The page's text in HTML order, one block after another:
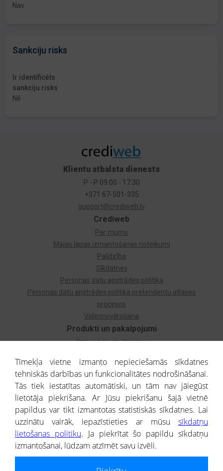
Nav
Sankciju risks
Ir identificēts
sankciju risks
Nē
Produkti un pakalpojumi
Izziņa par uzņēmumu
Dzimtas koks
Uzņēmumu atlase
Monitorings
Kredītizziņa par ārvalstu uzņēmumiem
Crediweb
Par mums
Mājas lapas izmantošanas noteikumi
Palīdzība
Sīkdatnes
Personas datu apstrādes politika
Personas datu apstrādes politika pretendentu atlases
procesos
Videonovērošana
Klientu atbalsta dienests
P - P 09:00 - 17:30
+371 67-501-335
support@crediweb.lv
® CREDITREFORM Latvija
SIA
Tīmekļa vietne izmanto nepieciešamās sīkdatnes
tehniskās darbības un funkcionalitātes nodrošināšanai.
Tās tiek iestatītas automātiski, un tām nav jāiegūst
lietotāja piekrišana. Ar Jūsu piekrišanu šajā vietnē
papildus var tikt izmantotas statistiskās sīkdatnes. Lai
uzzinātu vairāk, iepazīstieties ar mūsu sīkdatņu
lietošanas politiku. Ja piekrītat šo papildu sīkdatņu
izmantošanai, lūdzam atzīmēt savu izvēli.